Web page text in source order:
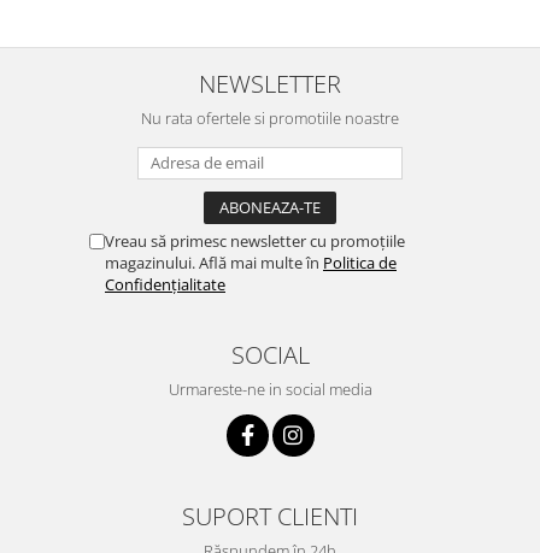
NEWSLETTER
Nu rata ofertele si promotiile noastre
Vreau să primesc newsletter cu promoțiile
magazinului. Află mai multe în Politica de
Confidențialitate
SOCIAL
Urmareste-ne in social media
SUPORT CLIENTI